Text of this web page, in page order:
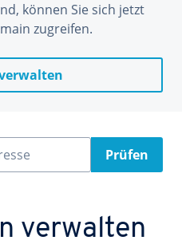
können Sie sich jetzt
zugreifen.
Prüfen
verwalten